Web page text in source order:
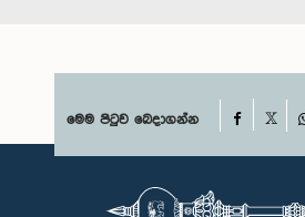
මෙම පිටුව බෙදාගන්න Facebook